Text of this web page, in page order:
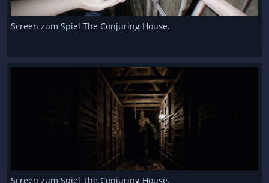
Screen zum Spiel The Conjuring House.
Screen zum Spiel The Conjuring House.